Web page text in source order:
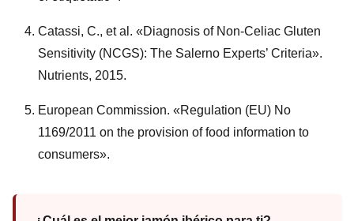
Catassi, C., et al. «Diagnosis of Non-Celiac Gluten
Sensitivity (NCGS): The Salerno Experts’ Criteria».
Nutrients, 2015.
European Commission. «Regulation (EU) No
1169/2011 on the provision of food information to
consumers».